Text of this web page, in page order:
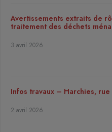
Avertissements extraits de
traitement des déchets
3 avril 2026
Infos travaux – Harchies,
2 avril 2026